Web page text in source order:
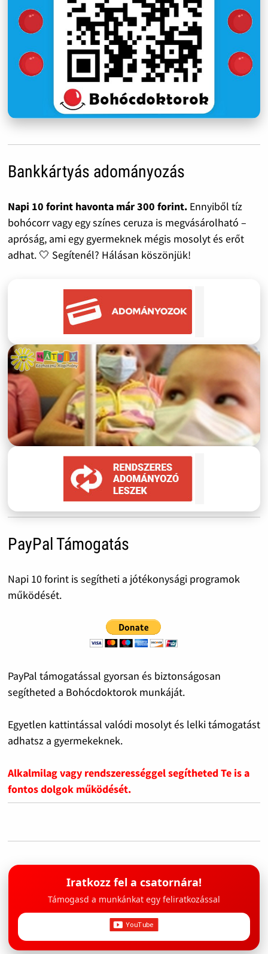
Bankkártyás adományozás
Napi 10 forint havonta már 300 forint.Ennyiből tíz
bohócorr vagy egy színes ceruza is megvásárolható –
apróság, ami egy gyermeknek mégis mosolyt és erőt
adhat. 🤍 Segítenél? Hálásan köszönjük!
PayPal Támogatás
Napi 10 forint is segítheti a jótékonysági programok
működését.
PayPal támogatással gyorsan és biztonságosan
segítheted a Bohócdoktorok munkáját.
Egyetlen kattintással valódi mosolyt és lelki támogatást
adhatsz a gyermekeknek.
Alkalmilag vagy rendszerességgel segítheted Te is a
fontos dolgok működését.
Iratkozz fel a csatornára!
Támogasd a munkánkat egy feliratkozással